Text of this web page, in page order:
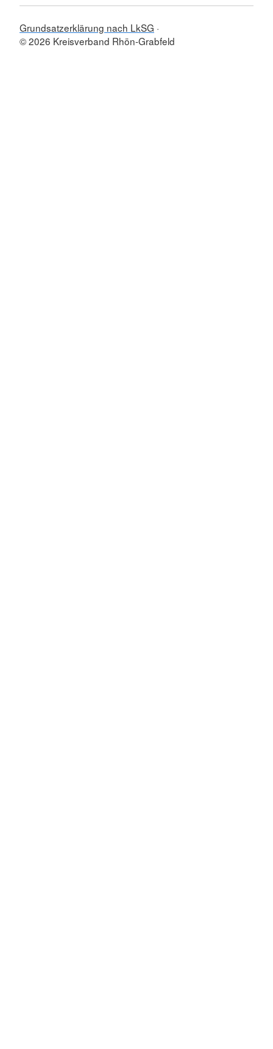
Grundsatzerklärung nach LkSG
© 2026 Kreisverband Rhön-Grabfeld